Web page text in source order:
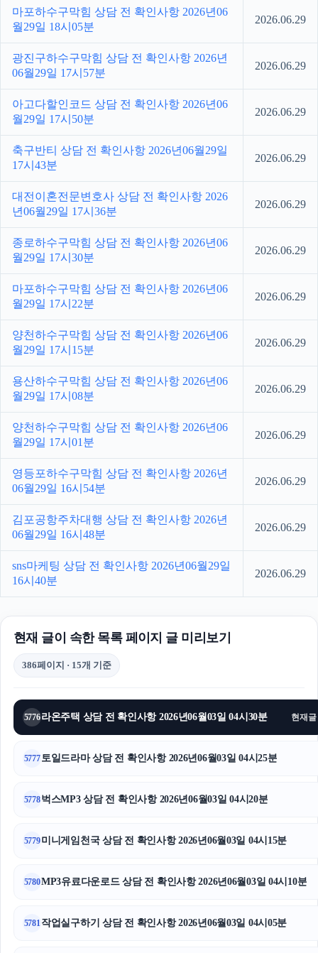
마포하수구막힘 상담 전 확인사항 2026년06
월29일 18시05분
2026.06.29
광진구하수구막힘 상담 전 확인사항 2026년
06월29일 17시57분
2026.06.29
아고다할인코드 상담 전 확인사항 2026년06
월29일 17시50분
2026.06.29
축구반티 상담 전 확인사항 2026년06월29일
17시43분
2026.06.29
대전이혼전문변호사 상담 전 확인사항 2026
년06월29일 17시36분
2026.06.29
종로하수구막힘 상담 전 확인사항 2026년06
월29일 17시30분
2026.06.29
마포하수구막힘 상담 전 확인사항 2026년06
월29일 17시22분
2026.06.29
양천하수구막힘 상담 전 확인사항 2026년06
월29일 17시15분
2026.06.29
용산하수구막힘 상담 전 확인사항 2026년06
월29일 17시08분
2026.06.29
양천하수구막힘 상담 전 확인사항 2026년06
월29일 17시01분
2026.06.29
영등포하수구막힘 상담 전 확인사항 2026년
06월29일 16시54분
2026.06.29
김포공항주차대행 상담 전 확인사항 2026년
06월29일 16시48분
2026.06.29
sns마케팅 상담 전 확인사항 2026년06월29일
16시40분
2026.06.29
현재 글이 속한 목록 페이지 글 미리보기
386페이지 · 15개 기준
5776라온주택 상담 전 확인사항 2026년06월03일 04시30분 현재글
5777토일드라마 상담 전 확인사항 2026년06월03일 04시25분
5778벅스MP3 상담 전 확인사항 2026년06월03일 04시20분
5779미니게임천국 상담 전 확인사항 2026년06월03일 04시15분
5780MP3유료다운로드 상담 전 확인사항 2026년06월03일 04시10분
5781 작업실구하기 상담 전 확인사항 2026년06월03일 04시05분